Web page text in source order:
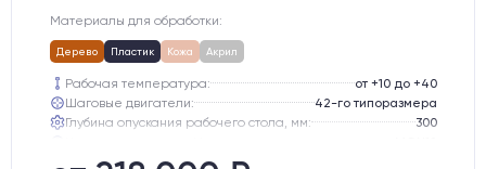
Материалы для обработки:
Дерево Пластик Кожа Акрил
Рабочая температура:
от +10 до +40
Шаговые двигатели:
42-го типоразмера
Глубина опускания рабочего стола, мм:
300
Направляющие оси Х: